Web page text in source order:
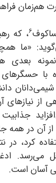
هم‌زمان
6، که
«ما
بعدی
حسگرهای
از نیازهای
آن در همه
کرد، در
می‌رسد.
آسان است.